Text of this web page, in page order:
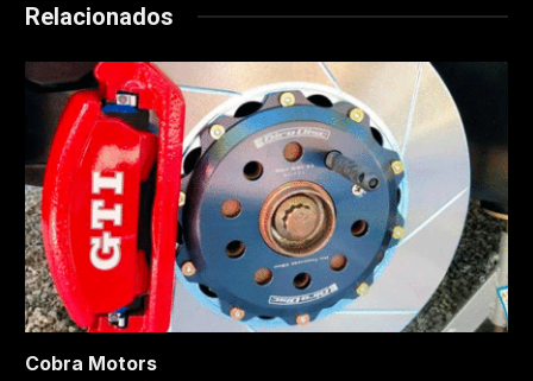
Relacionados
Cobra Motors